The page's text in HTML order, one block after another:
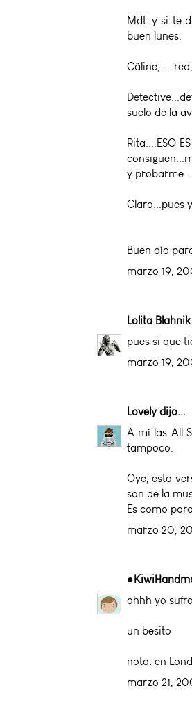
Mdt..y si te
buen lunes.
suelo de la
Rita....ESO
y
Clara...pues
Buen día
marzo 19,
Lolita Blahnik
pues si que
marzo 19,
Lovelydijo...
A mí las All
tampoco.
Oye, esta
son de la
Es como
marzo 20,
ahhh yo
un besito
nota: en
marzo 21,